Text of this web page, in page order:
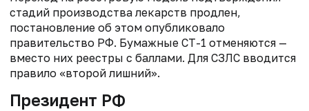
стадий производства лекарств продлен,
постановление об этом опубликовало
правительство РФ. Бумажные СТ-1 отменяются —
вместо них реестры с баллами. Для СЗЛС вводится
правило «второй лишний».
Президент РФ